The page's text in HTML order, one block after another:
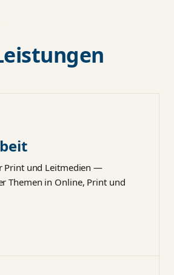
Print und Leitmedien —
Themen in Online, Print und